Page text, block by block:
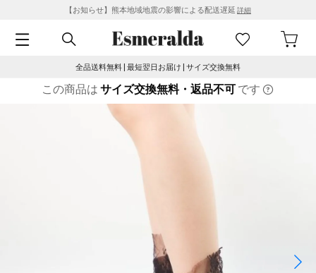
【お知らせ】熊本地域地震の影響による配送遅延 詳細
全品送料無料 | 最短翌日お届け | サイズ交換無料
この商品は サイズ交換無料・返品不可 です